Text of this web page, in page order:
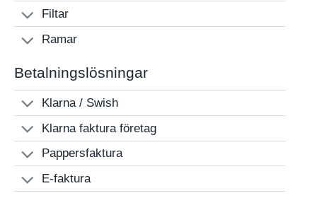
Filtar
Ramar
Betalningslösningar
Klarna / Swish
Klarna faktura företag
Pappersfaktura
E-faktura